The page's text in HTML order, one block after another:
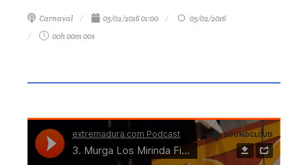
Carnaval 05/02/2016 01:00
05/02/2016
00h 00m 00s